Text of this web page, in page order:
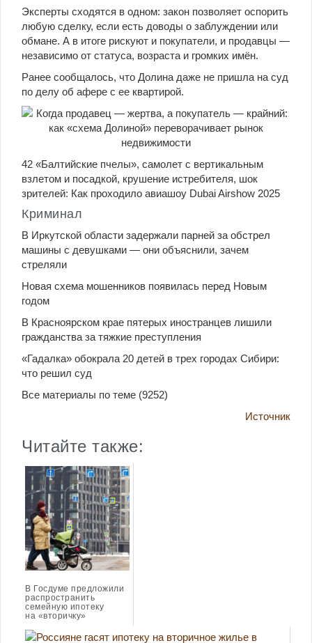
Эксперты сходятся в одном: закон позволяет оспорить
любую сделку, если есть доводы о заблуждении или
обмане. А в итоге рискуют и покупатели, и продавцы —
независимо от статуса, возраста и громких имён.
Ранее сообщалось, что Долина даже не пришла на суд
по делу об афере с ее квартирой.
42 «Балтийские пчелы», самолет с вертикальным
взлетом и посадкой, крушение истребителя, шок
зрителей: Как проходило авиашоу Dubai Airshow 2025
Криминал
В Иркутской области задержали парней за обстрел
машины с девушками — они объяснили, зачем
стреляли
Новая схема мошенников появилась перед Новым
годом
В Красноярском крае пятерых иностранцев лишили
гражданства за тяжкие преступления
«Гадалка» обокрала 20 детей в трех городах Сибири:
что решил суд
Все материалы по теме (9252)
Источник
Читайте также:
В Госдуме предложили
распространить
семейную ипотеку
на «вторичку»